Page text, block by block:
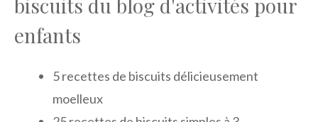
biscuits du blog d'activités pour
enfants
5 recettes de biscuits délicieusement
moelleux